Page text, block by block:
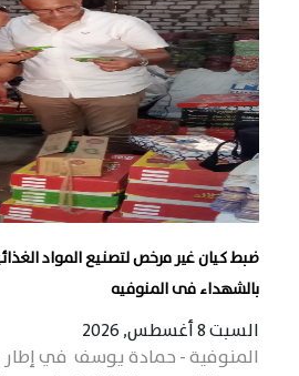
ضبط كيان غير مرخص لتصنيع المواد
بالشهداء فى المنوفيه
السبت 8 أغسطس, 2026
المنوفية - حمادة يوسف في إطار